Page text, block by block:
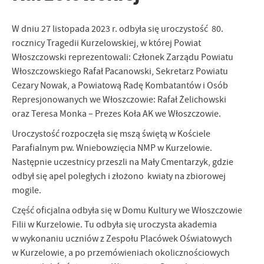
W dniu 27 listopada 2023 r. odbyła się uroczystość 80.
rocznicy Tragedii Kurzelowskiej, w której Powiat
Włoszczowski reprezentowali: Członek Zarządu Powiatu
Włoszczowskiego Rafał Pacanowski, Sekretarz Powiatu
Cezary Nowak, a Powiatową Radę Kombatantów i Osób
Represjonowanych we Włoszczowie: Rafał Żelichowski
oraz Teresa Monka – Prezes Koła AK we Włoszczowie.
Uroczystość rozpoczęła się mszą świętą w Kościele
Parafialnym pw. Wniebowzięcia NMP w Kurzelowie.
Następnie uczestnicy przeszli na Mały Cmentarzyk, gdzie
odbył się apel poległych i złożono kwiaty na zbiorowej
mogile.
Część oficjalna odbyła się w Domu Kultury we Włoszczowie
Filii w Kurzelowie. Tu odbyła się uroczysta akademia
w wykonaniu uczniów z Zespołu Placówek Oświatowych
w Kurzelowie, a po przemówieniach okolicznościowych
zapamiętanie wprowadzonych przez Ciebie ustawień oraz
treści.
Dzięki tym plikom cookies możemy zapewnić Ci większy komfort
korzystania z funkcjonalności naszej strony poprzez dopasowanie
jej do Twoich indywidualnych preferencji. Wyrażenie zgody na
funkcjonalne i personalizacyjne pliki cookies gwarantuje
dostępność większej ilości funkcji na stronie.
Więcej
Analityczne
Analityczne pliki cookies pomagają nam rozwijać się i
dostosowywać do Twoich potrzeb.
Cookies analityczne pozwalają na uzyskanie informacji w zakresie
wykorzystywania witryny internetowej, miejsca oraz częstotliwości,
z jaką odwiedzane są nasze serwisy www. Dane pozwalają nam na
ocenę naszych serwisów internetowych pod względem ich
popularności wśród użytkowników. Zgromadzone informacje są
przetwarzane w formie zanonimizowanej. Wyrażenie zgody na
analityczne pliki cookies gwarantuje dostępność wszystkich
funkcjonalności.
Więcej
Reklamowe
Dzięki reklamowym plikom cookies prezentujemy Ci najciekawsze
informacje i aktualności na stronach naszych partnerów.
Promocyjne pliki cookies służą do prezentowania Ci naszych
komunikatów na podstawie analizy Twoich upodobań oraz Twoich
zwyczajów dotyczących przeglądanej witryny internetowej. Treści
promocyjne mogą pojawić się na stronach podmiotów trzecich lub
Więcej